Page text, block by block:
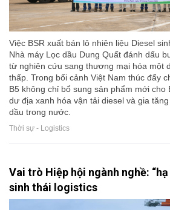
Việc BSR xuất bán lô nhiên liệu Diesel
Nhà máy Lọc dầu Dung Quất đánh dấu
từ nghiên cứu sang thương mại hóa một
thấp. Trong bối cảnh Việt Nam thúc đẩy
B5 không chỉ bổ sung sản phẩm mới cho
dư địa xanh hóa vận tải diesel và gia
dầu trong nước.
Thời sự - Logistics
Vai trò Hiệp hội ngành nghề:
sinh thái logistics